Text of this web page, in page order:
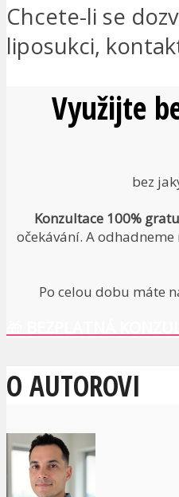
Chcete-li se
liposukci,
Využijte
bez
Konzultace 100%
očekávání. A
Po celou dobu máte
O AUTOROVI